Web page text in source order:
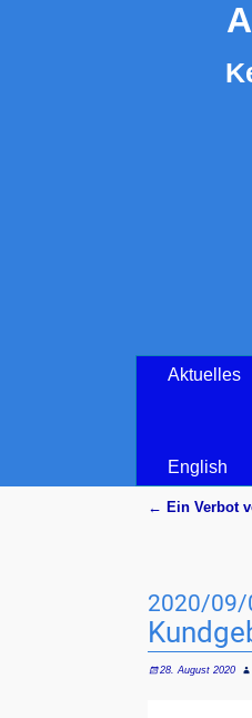
Aktuelles
English
← Ein Verbot
2020/09/
28. August 2020